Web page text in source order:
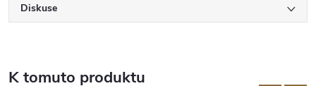
Diskuse
K tomuto produktu